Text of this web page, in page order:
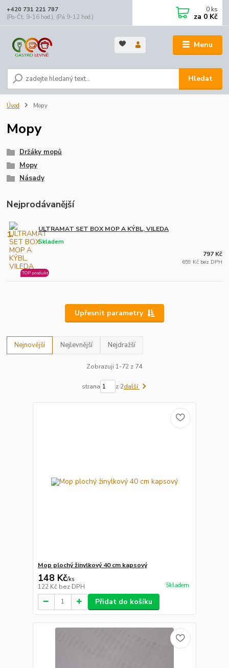
Menu
Hledat
+420 731 221 787
(Po-Čt, 9-16 hod.), (Pá 9-12 hod.)
0 ks
za 0 Kč
Úvod Mopy
Mopy
Držáky mopů
Mopy
Násady
Nejprodávanější
1. ULTRAMAT SET BOX MOP A KÝBL, VILEDA
Skladem
TOP produkt
797 Kč
659 Kč bez DPH
Upřesnit parametry
Nejnovější Nejlevnější Nejdražší
Zobrazuji 1-72 z 74
strana z 2další
Mop plochý žinylkový 40 cm kapsový
148 Kč/ks
122 Kč bez DPH Skladem
Přidat do košíku